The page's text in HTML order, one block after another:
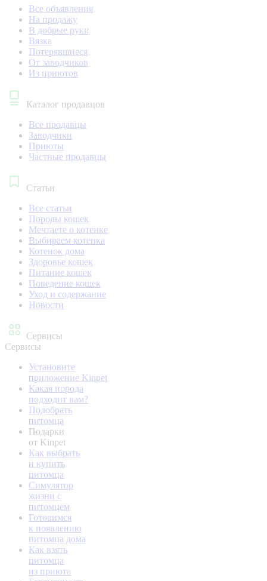
Все объявления
На продажу
В добрые руки
Вязка
Потерявшиеся
От заводчиков
Из приютов
Каталог продавцов
Все продавцы
Заводчики
Приюты
Частные продавцы
Статьи
Все статьи
Породы кошек
Мечтаете о котенке
Выбираем котенка
Котенок дома
Здоровье кошек
Питание кошек
Поведение кошек
Уход и содержание
Новости
Сервисы
Сервисы
Установите
приложение Kinpet
Какая порода
подходит вам?
Подобрать
питомца
Подарки
от Kinpet
Как выбрать
и купить
питомца
Симулятор
жизни с
питомцем
Готовимся
к появлению
питомца дома
Как взять
питомца
из приюта